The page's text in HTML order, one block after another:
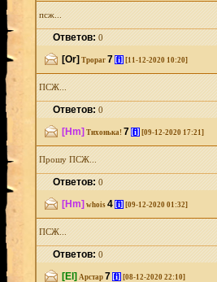
псж...
Ответов:0
[Or] Трораг 7 [i] [11-12-2020 10:20]
ПСЖ...
Ответов:0
[Hm] Тихонька! 7 [i] [09-12-2020 17:21]
Прошу ПСЖ...
Ответов:0
[Hm] whois 4 [i] [09-12-2020 01:32]
ПСЖ...
Ответов:0
[El] Арстар 7 [i] [08-12-2020 22:10]